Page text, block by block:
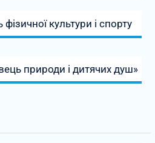
культури і спорту
природи і дитячих душ»